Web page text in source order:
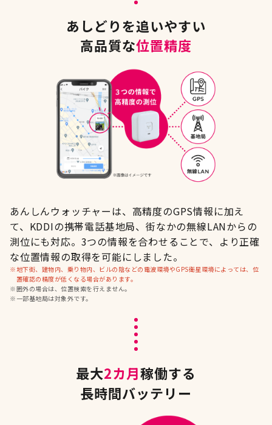
あしどりを追いやすい
高品質な位置精度
あんしんウォッチャーは、高精度のGPS情報に加え
て、KDDIの携帯電話基地局、街なかの無線LANからの
測位にも対応。3つの情報を合わせることで、より正確
な位置情報の取得を可能にしました。
※地下街、建物内、乗り物内、ビルの陰などの電波環境やGPS衛星環境によっては、位
置確認の精度が低くなる場合があります。
※圏外の場合は、位置検索を行えません。
※ 一部基地局は対象外です。
最大2カ月稼働する
長時間バッテリー